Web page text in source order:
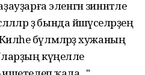
эленгән зиннәтле
ҙә бында йәшәүселәрҙең
бүлмәләрҙә хужаның
күңелле